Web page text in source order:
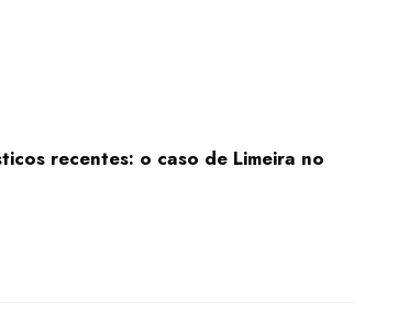
recentes: o caso de Limeira no